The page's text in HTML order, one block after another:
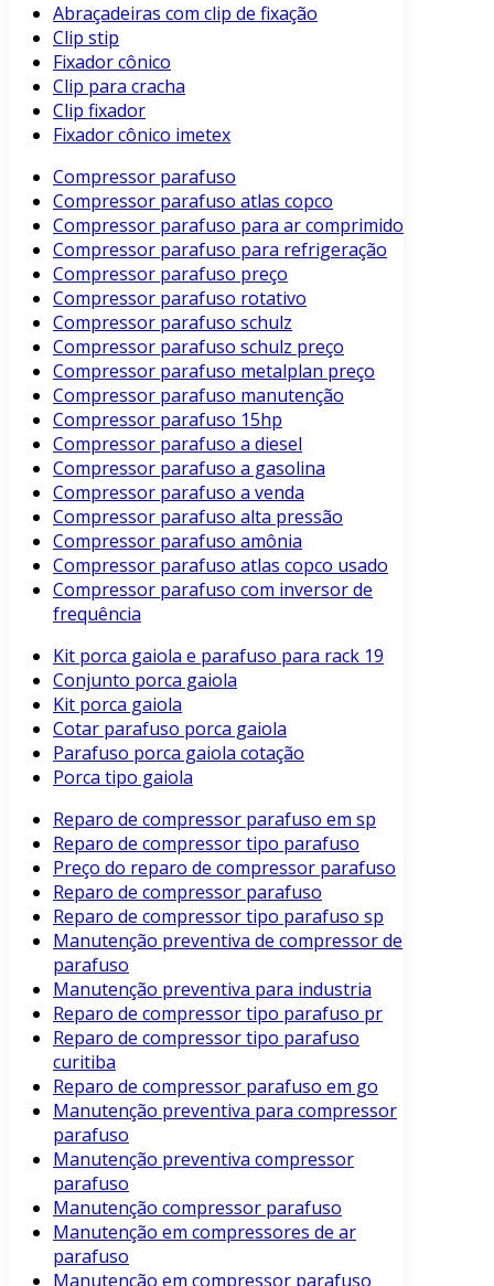
Abraçadeiras com clip de fixação
Clip stip
Fixador cônico
Clip para cracha
Clip fixador
Fixador cônico imetex
Compressor parafuso
Compressor parafuso atlas copco
Compressor parafuso para ar comprimido
Compressor parafuso para refrigeração
Compressor parafuso preço
Compressor parafuso rotativo
Compressor parafuso schulz
Compressor parafuso schulz preço
Compressor parafuso metalplan preço
Compressor parafuso manutenção
Compressor parafuso 15hp
Compressor parafuso a diesel
Compressor parafuso a gasolina
Compressor parafuso a venda
Compressor parafuso alta pressão
Compressor parafuso amônia
Compressor parafuso atlas copco usado
Compressor parafuso com inversor de
frequência
Kit porca gaiola e parafuso para rack 19
Conjunto porca gaiola
Kit porca gaiola
Cotar parafuso porca gaiola
Parafuso porca gaiola cotação
Porca tipo gaiola
Reparo de compressor parafuso em sp
Reparo de compressor tipo parafuso
Preço do reparo de compressor parafuso
Reparo de compressor parafuso
Reparo de compressor tipo parafuso sp
Manutenção preventiva de compressor de
parafuso
Manutenção preventiva para industria
Reparo de compressor tipo parafuso pr
Reparo de compressor tipo parafuso
curitiba
Reparo de compressor parafuso em go
Manutenção preventiva para compressor
parafuso
Manutenção preventiva compressor
parafuso
Manutenção compressor parafuso
Manutenção em compressores de ar
parafuso
Manutenção em compressor parafuso